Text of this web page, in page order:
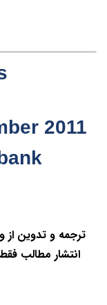
2011
ترجمه و تدوین
انتشار مطالب